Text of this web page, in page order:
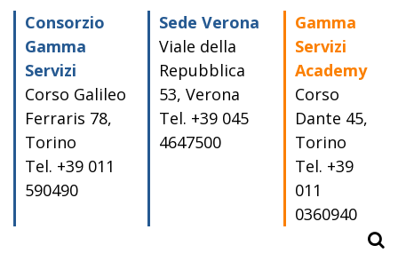
contentConsorzio
Gamma
Servizi
Corso Galileo
Ferraris 78,
Torino
Tel. +39 011
590490
Sede Verona
Viale della
Repubblica
53, Verona
Tel. +39 045
4647500
Gamma
Servizi
Academy
Corso
Dante 45,
Torino
Tel. +39
011
0360940